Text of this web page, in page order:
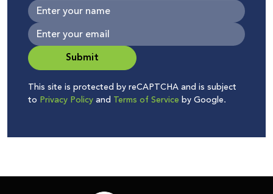
Submit
This site is protected by reCAPTCHA and is subject
to Privacy Policyand Terms of Service by Google.